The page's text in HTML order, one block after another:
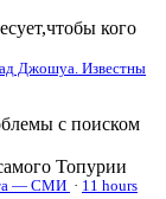
кого
Джошуа. Известны
с поиском
Топурии
— СМИ · 11 hours